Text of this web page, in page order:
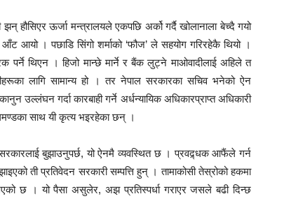
हौसिएर ऊर्जा मन्त्रालयले एकपछि अर्को गर्दै खोलानाला बेच्दै गयो
आयो । पछाडि सिंगो शर्माको ‘फौज’ ले सहयोग गरिरहेकै थियो ।
पर्ने थिएन । हिजो मान्छे मार्ने र बैंक लुट्ने माओवादीलाई अहिले त
लागि सामान्य हो । तर नेपाल सरकारका सचिव भनेको ऐन
उल्लंघन गर्दा कारबाही गर्ने अर्धन्यायिक अधिकारप्राप्त अधिकारी
साथ यी कृत्य भइरहेका छन् ।
बुझाउनुपर्छ, यो ऐनमै व्यवस्थित छ । प्रवद्र्धक आफैंले गर्न
ती प्रतिवेदन सरकारी सम्पत्ति हुन् । तामाकोसी तेस्रोको हकमा
छ । यो पैसा असुलेर, अझ प्रतिस्पर्धा गराएर जसले बढी दिन्छ